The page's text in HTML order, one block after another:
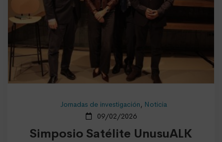
Jornadas de investigación, Noticia
09/02/2026
Simposio Satélite UnusuALK